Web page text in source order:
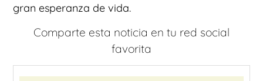
gran esperanza de vida.
Comparte esta noticia en tu red social
favorita